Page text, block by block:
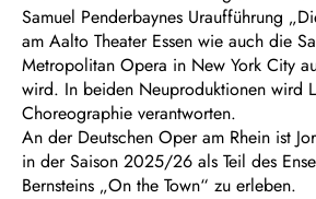
Samuel Penderbaynes Uraufführung
am Aalto Theater Essen wie auch die
Metropolitan Opera in New York City
wird. In beiden Neuproduktionen wird
Choreographie verantworten.
An der Deutschen Oper am Rhein ist
in der Saison 2025/26 als Teil des
Bernsteins „On the Town“ zu erleben.